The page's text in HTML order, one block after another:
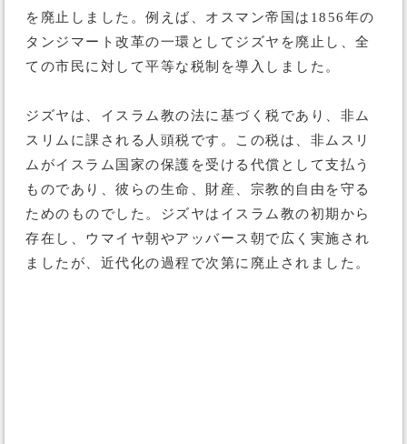
を廃止しました。例えば、オスマン帝国は1856年の
タンジマート改革の一環としてジズヤを廃止し、全
ての市民に対して平等な税制を導入しました。
ジズヤは、イスラム教の法に基づく税であり、非ム
スリムに課される人頭税です。この税は、非ムスリ
ムがイスラム国家の保護を受ける代償として支払う
ものであり、彼らの生命、財産、宗教的自由を守る
ためのものでした。ジズヤはイスラム教の初期から
存在し、ウマイヤ朝やアッバース朝で広く実施され
ましたが、近代化の過程で次第に廃止されました。